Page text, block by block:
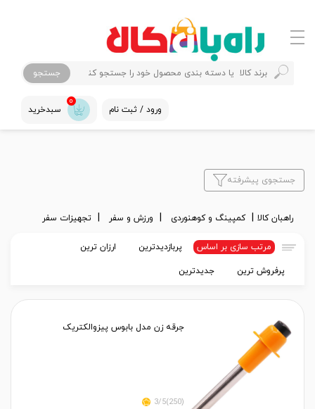
جستجو
ورود / ثبت نام
0
سبدخرید
جستجوی پیشرفته
راهبان کالا کمپینگ و کوهنوردی ورزش و سفر تجهیزات سفر
مرتب سازی بر اساس پربازدیدترین ارزان ترین
پرفروش ترین جدیدترین
جرقه زن مدل بابوس پیزوالکتریک
(250)3/5